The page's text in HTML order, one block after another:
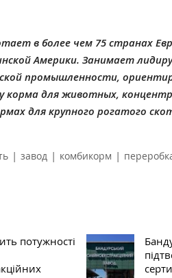
в более чем 75 странах
Америки. Занимает
промышленности,
корма для животных,
для крупного рогатого
| завод | комбикорм |
потужності